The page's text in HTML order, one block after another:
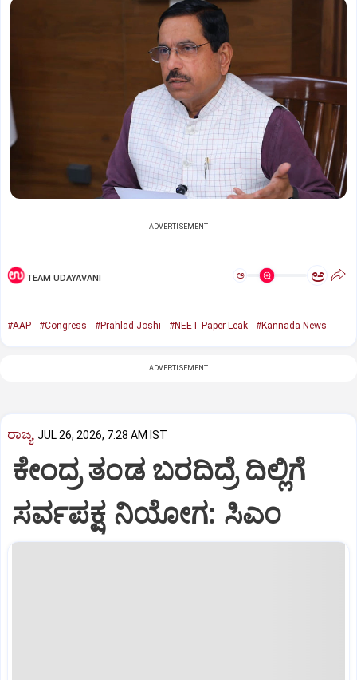
ADVERTISEMENT
TEAM UDAYAVANI ಅ ಅ
#AAP #Congress #Prahlad Joshi #NEET Paper Leak #Kannada News
ADVERTISEMENT
ರಾಜ್ಯ JUL 26, 2026, 7:28 AM IST
ಕೇಂದ್ರ ತಂಡ ಬರದಿದ್ರೆ ದಿಲ್ಲಿಗೆ
ಸರ್ವಪಕ್ಷ ನಿಯೋಗ: ಸಿಎಂ